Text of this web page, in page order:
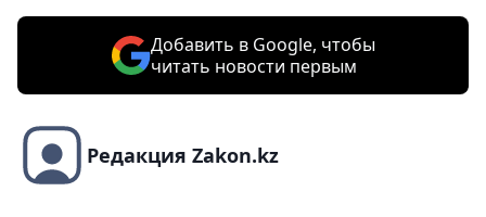
Добавить в Google, чтобы
читать новости первым
Редакция Zakon.kz